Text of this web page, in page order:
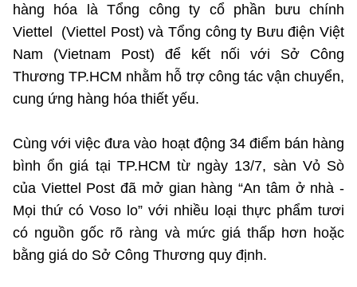
Cơ quan chủ quản: Bộ Khoa học và Công nghệ (MST)
Chịu trách nhiệm nội dung: Nguyễn Thị Hải Hằng Giám đốc
Trung tâm Truyền thông Khoa học và Công nghệ.
Liên hệ
Điện thoại: 024 3936 9506
Email: stc@mst.gov.vn
Theo dõi MST trên
hàng hóa là Tổng công ty cổ phần bưu chính
Viettel (Viettel Post) và Tổng công ty Bưu điện Việt
Nam (Vietnam Post) để kết nối với Sở Công
Thương TP.HCM nhằm hỗ trợ công tác vận chuyển,
cung ứng hàng hóa thiết yếu.
Cùng với việc đưa vào hoạt động 34 điểm bán hàng
bình ổn giá tại TP.HCM từ ngày 13/7, sàn Vỏ Sò
của Viettel Post đã mở gian hàng “An tâm ở nhà -
Mọi thứ có Voso lo” với nhiều loại thực phẩm tươi
có nguồn gốc rõ ràng và mức giá thấp hơn hoặc
bằng giá do Sở Công Thương quy định.